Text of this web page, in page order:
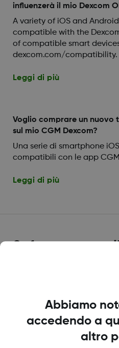
influenzerà il mio Dexcom
A variety of iOS and
compatible with the
of compatible smart
dexcom.com/compatibility.
Leggi di più
Voglio comprare un nuovo
sul mio CGM Dexcom?
Una serie di smartphone
compatibili con le app
Leggi di più
Una varietà di smartphone
compatibile con l'app
Abbiamo
accedendo a
altro